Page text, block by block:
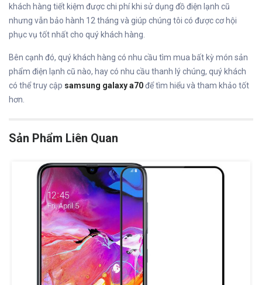
khách hàng tiết kiệm được chi phí khi sử dụng đồ điện lạnh cũ
nhưng vẫn bảo hành 12 tháng và giúp chúng tôi có được cơ hội
phục vụ tốt nhất cho quý khách hàng.
Bên cạnh đó, quý khách hàng có nhu cầu tìm mua bất kỳ món sản
phẩm điện lạnh cũ nào, hay có nhu cầu thanh lý chúng, quý khách
có thể truy cập samsung galaxy a70để tìm hiểu và tham khảo tốt
hơn.
Sản Phẩm Liên Quan